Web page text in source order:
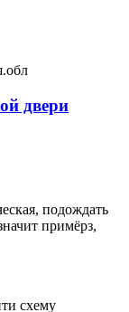
двери
подождать
примёрз,
схему